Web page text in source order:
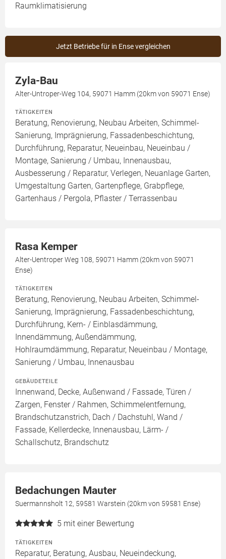
Raumklimatisierung
Jetzt Betriebe für in Ense vergleichen
Zyla-Bau
Alter-Untroper-Weg 104, 59071 Hamm (20km von 59071 Ense)
TÄTIGKEITEN
Beratung, Renovierung, Neubau Arbeiten, Schimmel-
Sanierung, Imprägnierung, Fassadenbeschichtung,
Durchführung, Reparatur, Neueinbau, Neueinbau /
Montage, Sanierung / Umbau, Innenausbau,
Ausbesserung / Reparatur, Verlegen, Neuanlage Garten,
Umgestaltung Garten, Gartenpflege, Grabpflege,
Gartenhaus / Pergola, Pflaster / Terrassenbau
Rasa Kemper
Alter-Uentroper Weg 108, 59071 Hamm (20km von 59071
Ense)
TÄTIGKEITEN
Beratung, Renovierung, Neubau Arbeiten, Schimmel-
Sanierung, Imprägnierung, Fassadenbeschichtung,
Durchführung, Kern- / Einblasdämmung,
Innendämmung, Außendämmung,
Hohlraumdämmung, Reparatur, Neueinbau / Montage,
Sanierung / Umbau, Innenausbau
GEBÄUDETEILE
Innenwand, Decke, Außenwand / Fassade, Türen /
Zargen, Fenster / Rahmen, Schimmelentfernung,
Brandschutzanstrich, Dach / Dachstuhl, Wand /
Fassade, Kellerdecke, Innenausbau, Lärm- /
Schallschutz, Brandschutz
Bedachungen Mauter
Suermannsholt 12, 59581 Warstein (20km von 59581 Ense)
5 mit einer Bewertung
TÄTIGKEITEN
Reparatur, Beratung, Ausbau, Neueindeckung,